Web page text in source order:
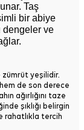
Taş
bir abiye
dengeler ve
zümrüt yeşilidir.
de son derece
ağırlığını taze
şıklığı belirgin
rahatlıkla tercih